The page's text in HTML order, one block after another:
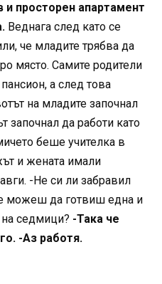
просторен апартамент
Веднага след като се
че младите трябва да
място. Самите родители
а след това
на младите започнал
започнал да работи като
беше учителка в
и жената имали
-Не си ли забравил
можеш да готвиш една и
седмици? -Така че
-Аз работя.